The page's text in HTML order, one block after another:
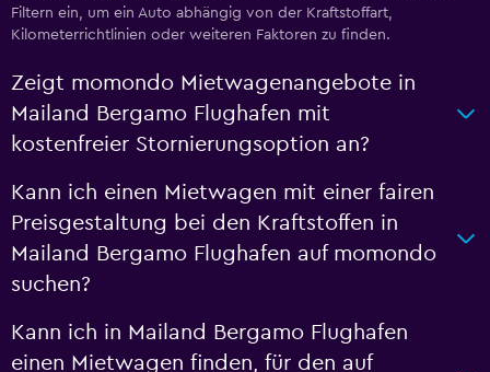
Filtern ein, um ein Auto abhängig von der Kraftstoffart,
Kilometerrichtlinien oder weiteren Faktoren zu finden.
Zeigt momondo Mietwagenangebote in
Mailand Bergamo Flughafen mit
kostenfreier Stornierungsoption an?
Kann ich einen Mietwagen mit einer fairen
Preisgestaltung bei den Kraftstoffen in
Mailand Bergamo Flughafen auf momondo
suchen?
Kann ich in Mailand Bergamo Flughafen
einen Mietwagen finden, für den auf